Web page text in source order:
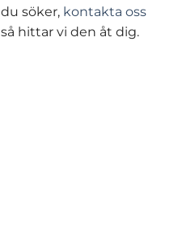
du söker, kontakta oss
så hittar vi den åt dig.